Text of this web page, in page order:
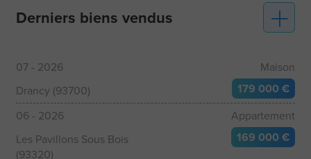
Derniers biens vendus
07 - 2026
Maison
Drancy (93700)
179 000 €
06 - 2026
Appartement
Les Pavillons Sous Bois
(93320)
169 000 €